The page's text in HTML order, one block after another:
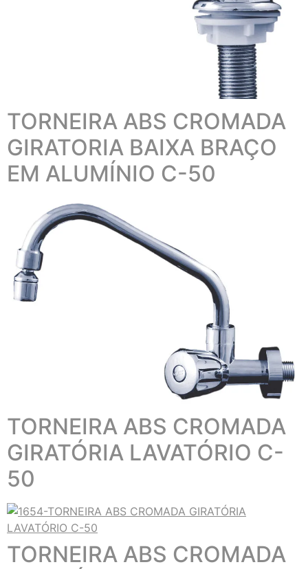
TORNEIRA ABS CROMADA
GIRATORIA BAIXA BRAÇO
EM ALUMÍNIO C-50
TORNEIRA ABS CROMADA
GIRATÓRIA LAVATÓRIO C-
50
TORNEIRA ABS CROMADA